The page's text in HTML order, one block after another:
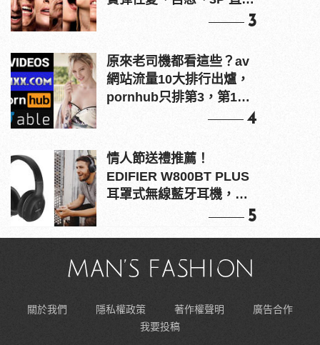
3
原來老司機都看這些？av
網站流量10大排行出爐，
pornhub只排第3，第1名
4
情人節送禮推薦！
EDIFIER W800BT PLUS
耳罩式無線藍牙耳機，在
5
關於我們 隱私權政策 著作權聲明
廣告合作
我要投稿